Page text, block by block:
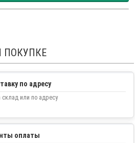
по адресу
склад или по адресу
оплаты